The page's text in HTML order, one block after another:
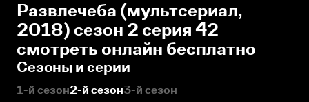
Развлечеба (мультсериал,
2018) сезон 2 серия 42
смотреть онлайн бесплатно
Сезоны и серии
1-й сезон2-й сезон3-й сезон